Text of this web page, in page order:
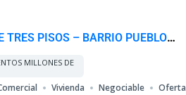
TRES PISOS – BARRIO PUEBLO
MILLONES DE
Vivienda Negociable Oferta